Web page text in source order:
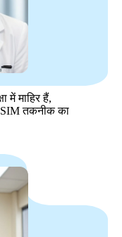
में माहिर हैं,
तकनीक का